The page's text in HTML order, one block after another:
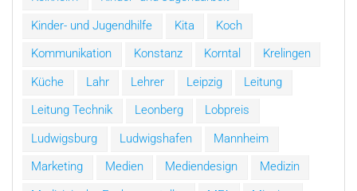
Kinder- und Jugendhilfe
Kita
Koch
Kommunikation
Konstanz Korntal
Krelingen
Küche
Lahr Lehrer Leipzig
Leitung
Leitung Technik
Leonberg
Lobpreis
Ludwigsburg
Ludwigshafen
Mannheim
Marketing
Medien Mediendesign
Medizin